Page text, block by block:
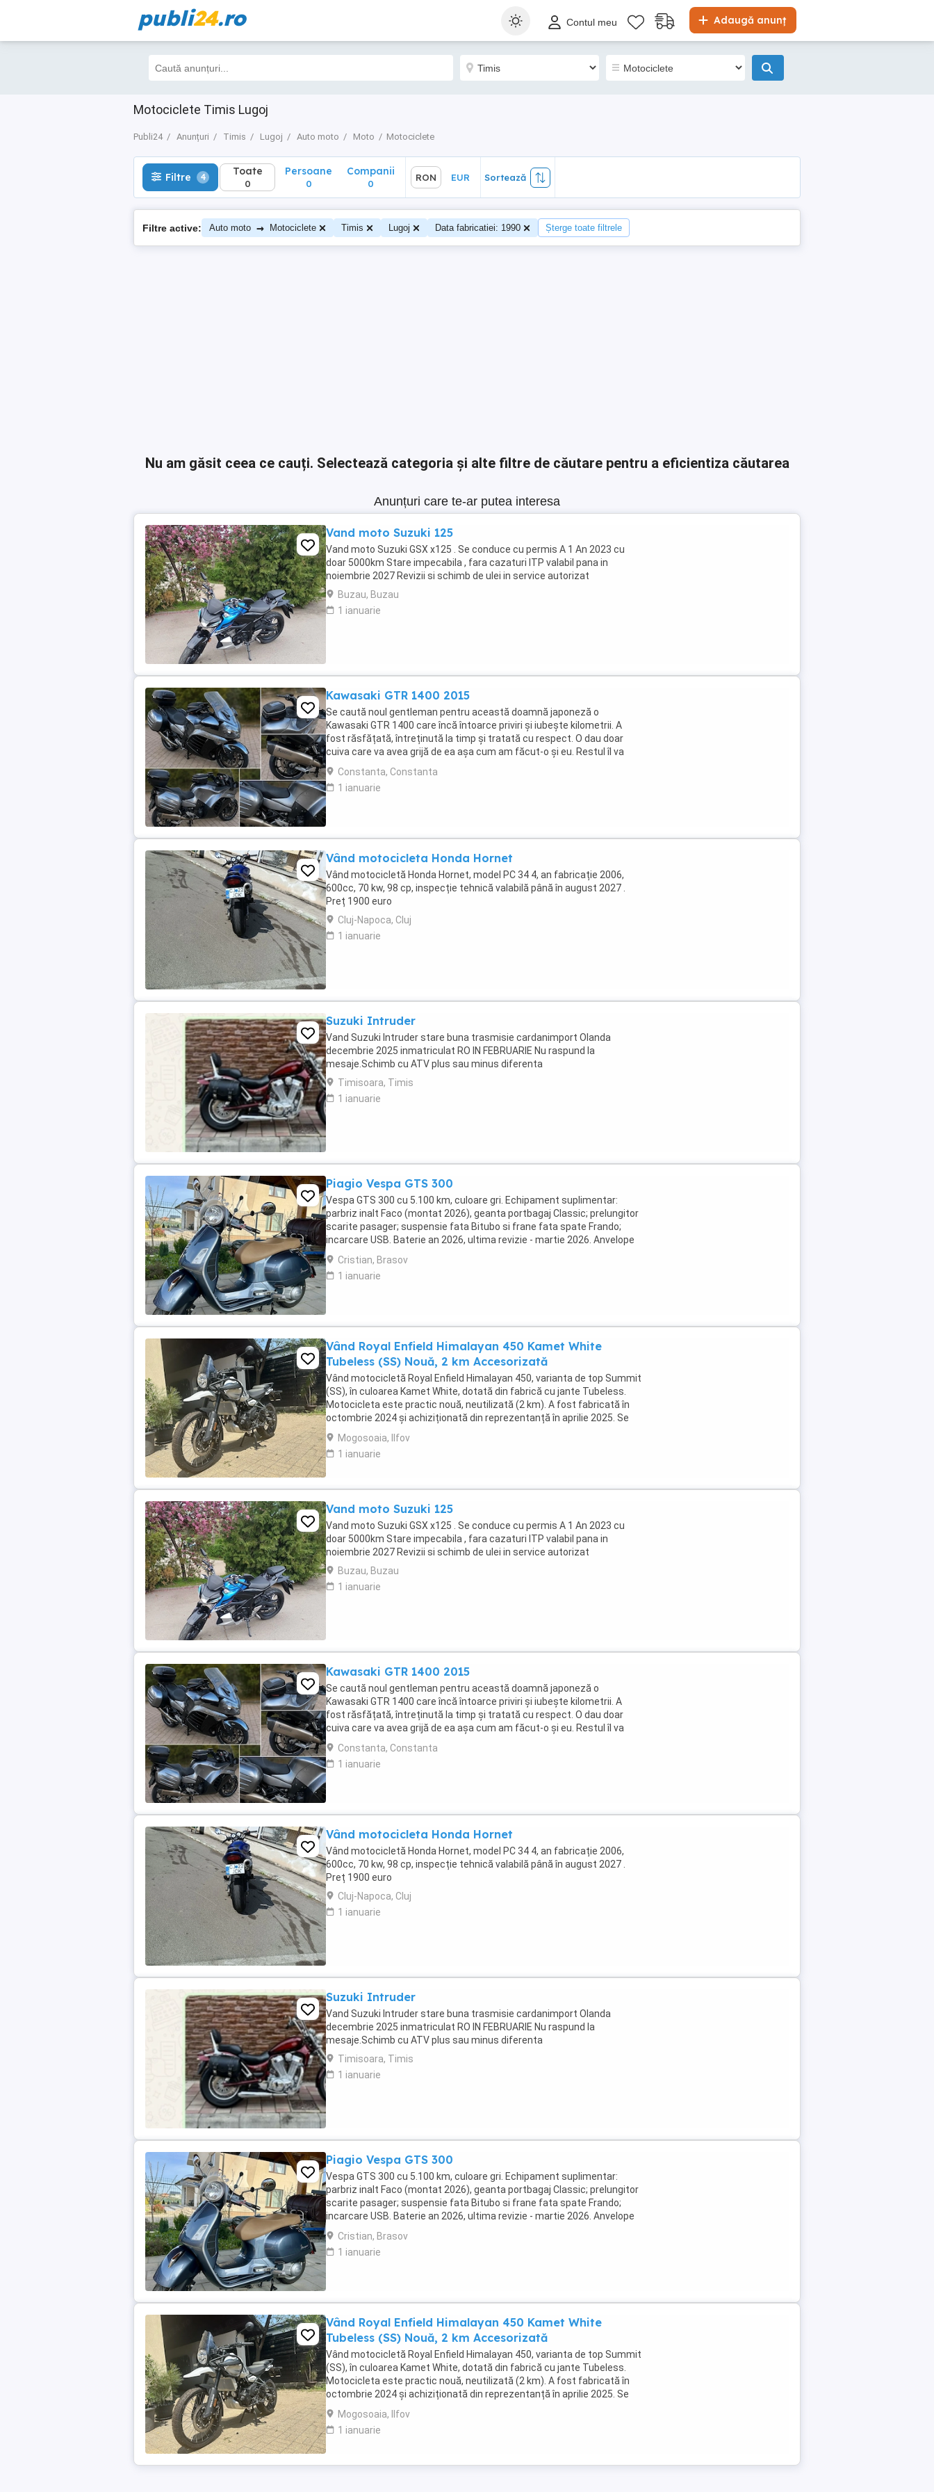
publi24.ro Adaugă anunț
Contul meu
Motociclete Timis Lugoj
Publi24 Anunțuri Timis Lugoj Auto moto Moto Motociclete
Filtre 4 Toate
0
Sortează
Filtre 4 Toate
0
Persoane
0
Companii
0
RON EUR Sortează
Filtre active: Auto moto → Motociclete Timis Lugoj Data fabricatiei: 1990 Șterge toate filtrele
Nu am găsit ceea ce cauți. Selectează categoria și alte filtre de căutare pentru a eficientiza căutarea
Anunțuri care te-ar putea interesa
Vand moto Suzuki 125
Vand moto Suzuki GSX x125 . Se conduce cu permis A 1 An 2023 cu
doar 5000km Stare impecabila , fara cazaturi ITP valabil pana in
noiembrie 2027 Revizii si schimb de ulei in service autorizat
Buzau, Buzau
1 ianuarie
Kawasaki GTR 1400 2015
Se caută noul gentleman pentru această doamnă japoneză o
Kawasaki GTR 1400 care încă întoarce priviri și iubește kilometrii. A
fost răsfățată, întreținută la timp și tratată cu respect. O dau doar
cuiva care va avea grijă de ea așa cum am făcut-o și eu. Restul îl va
convinge ea la prima cheie. Vă ...
Constanta, Constanta
1 ianuarie
Vând motocicleta Honda Hornet
Vând motocicletă Honda Hornet, model PC 34 4, an fabricație 2006,
600cc, 70 kw, 98 cp, inspecție tehnică valabilă până în august 2027 .
Preț 1900 euro
Cluj-Napoca, Cluj
1 ianuarie
Suzuki Intruder
Vand Suzuki Intruder stare buna trasmisie cardanimport Olanda
decembrie 2025 inmatriculat RO IN FEBRUARIE Nu raspund la
mesaje.Schimb cu ATV plus sau minus diferenta
Timisoara, Timis
1 ianuarie
Piagio Vespa GTS 300
Vespa GTS 300 cu 5.100 km, culoare gri. Echipament suplimentar:
parbriz inalt Faco (montat 2026), geanta portbagaj Classic; prelungitor
scarite pasager; suspensie fata Bitubo si frane fata spate Frando;
incarcare USB. Baterie an 2026, ultima revizie - martie 2026. Anvelope
2024. Itp valabil pana in ...
Cristian, Brasov
1 ianuarie
Vând Royal Enfield Himalayan 450 Kamet White
Tubeless (SS) Nouă, 2 km Accesorizată
Vând motocicletă Royal Enfield Himalayan 450, varianta de top Summit
(SS), în culoarea Kamet White, dotată din fabrică cu jante Tubeless.
Motocicleta este practic nouă, neutilizată (2 km). A fost fabricată în
octombrie 2024 și achiziționată din reprezentanță în aprilie 2025. Se
află în stare absolut ...
Mogosoaia, Ilfov
1 ianuarie
Vand moto Suzuki 125
Vand moto Suzuki GSX x125 . Se conduce cu permis A 1 An 2023 cu
doar 5000km Stare impecabila , fara cazaturi ITP valabil pana in
noiembrie 2027 Revizii si schimb de ulei in service autorizat
Buzau, Buzau
1 ianuarie
Kawasaki GTR 1400 2015
Se caută noul gentleman pentru această doamnă japoneză o
Kawasaki GTR 1400 care încă întoarce priviri și iubește kilometrii. A
fost răsfățată, întreținută la timp și tratată cu respect. O dau doar
cuiva care va avea grijă de ea așa cum am făcut-o și eu. Restul îl va
convinge ea la prima cheie. Vă ...
Constanta, Constanta
1 ianuarie
Vând motocicleta Honda Hornet
Vând motocicletă Honda Hornet, model PC 34 4, an fabricație 2006,
600cc, 70 kw, 98 cp, inspecție tehnică valabilă până în august 2027 .
Preț 1900 euro
Cluj-Napoca, Cluj
1 ianuarie
Suzuki Intruder
Vand Suzuki Intruder stare buna trasmisie cardanimport Olanda
decembrie 2025 inmatriculat RO IN FEBRUARIE Nu raspund la
mesaje.Schimb cu ATV plus sau minus diferenta
Timisoara, Timis
1 ianuarie
Piagio Vespa GTS 300
Vespa GTS 300 cu 5.100 km, culoare gri. Echipament suplimentar:
parbriz inalt Faco (montat 2026), geanta portbagaj Classic; prelungitor
scarite pasager; suspensie fata Bitubo si frane fata spate Frando;
incarcare USB. Baterie an 2026, ultima revizie - martie 2026. Anvelope
2024. Itp valabil pana in ...
Cristian, Brasov
1 ianuarie
Vând Royal Enfield Himalayan 450 Kamet White
Tubeless (SS) Nouă, 2 km Accesorizată
Vând motocicletă Royal Enfield Himalayan 450, varianta de top Summit
(SS), în culoarea Kamet White, dotată din fabrică cu jante Tubeless.
Motocicleta este practic nouă, neutilizată (2 km). A fost fabricată în
octombrie 2024 și achiziționată din reprezentanță în aprilie 2025. Se
află în stare absolut ...
Mogosoaia, Ilfov
1 ianuarie